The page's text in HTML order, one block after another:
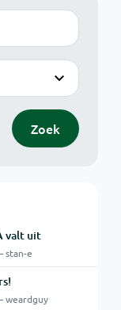
Zoek
valt uit
stan-e
weardguy